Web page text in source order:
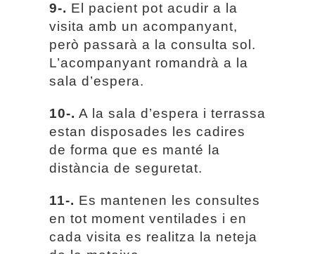
9-. El pacient pot acudir a la
visita amb un acompanyant,
però passarà a la consulta sol.
L’acompanyant romandrà a la
sala d’espera.
10-. A la sala d’espera i terrassa
estan disposades les cadires
de forma que es manté la
distància de seguretat.
11-. Es mantenen les consultes
en tot moment ventilades i en
cada visita es realitza la neteja